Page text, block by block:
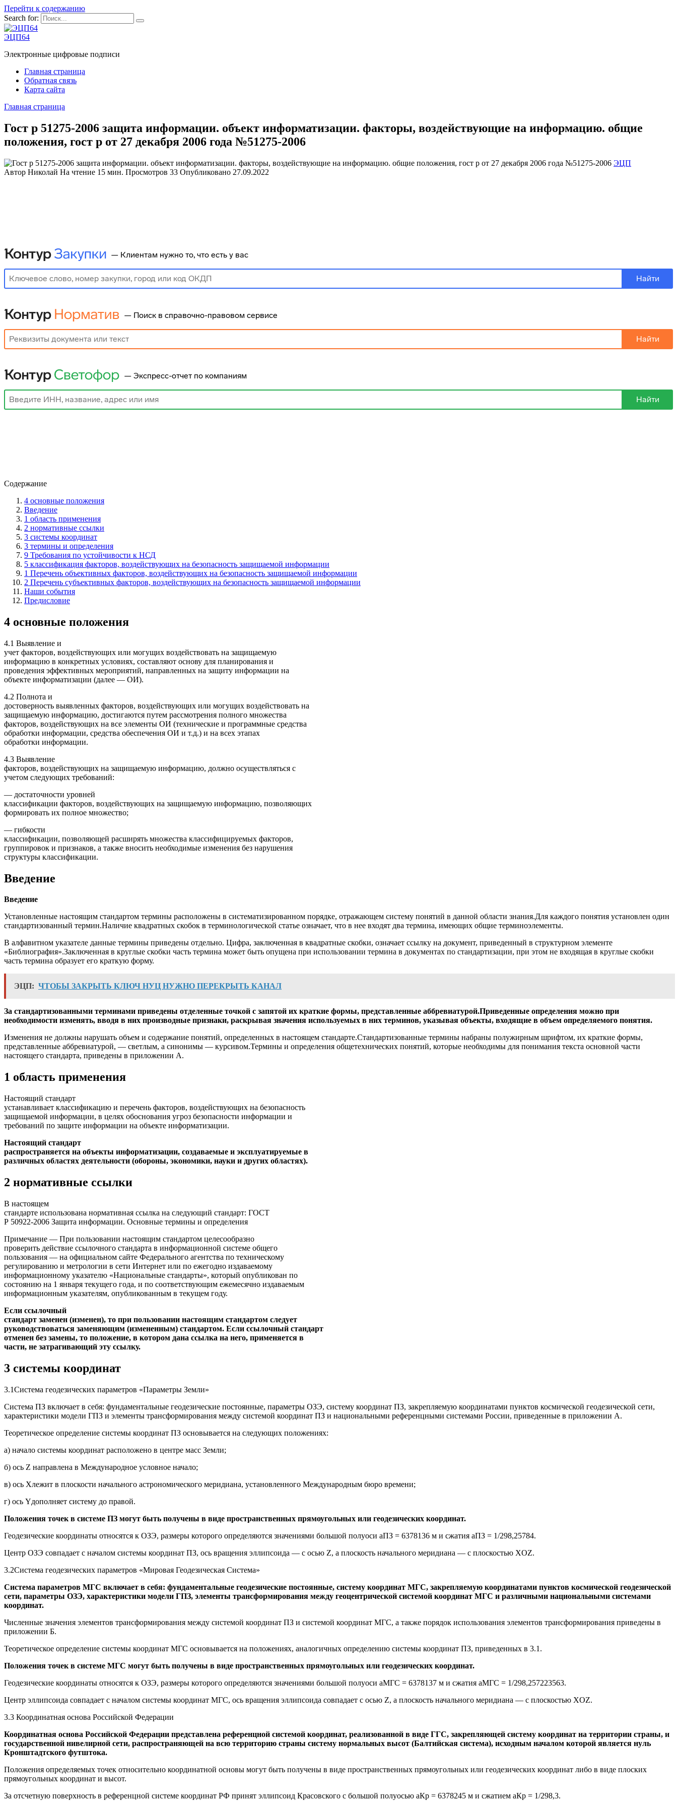
Перейти к содержанию
Search for:
ЭЦП64
Электронные цифровые подписи
Главная страница
Обратная связь
Карта сайта
Главная страница
Гост р 51275-2006 защита информации. объект информатизации. факторы, воздействующие на информацию. общие
положения, гост р от 27 декабря 2006 года №51275-2006
ЭЦП
Автор Николай На чтение 15 мин. Просмотров 33 Опубликовано 27.09.2022
Содержание
4 основные положения
Введение
1 область применения
2 нормативные ссылки
3 системы координат
3 термины и определения
9 Требования по устойчивости к НСД
5 классификация факторов, воздействующих на безопасность защищаемой информации
1 Перечень объективных факторов, воздействующих на безопасность защищаемой информации
2 Перечень субъективных факторов, воздействующих на безопасность защищаемой информации
Наши события
Предисловие
4 основные положения
4.1 Выявление и
учет факторов, воздействующих или могущих воздействовать на защищаемую
информацию в конкретных условиях, составляют основу для планирования и
проведения эффективных мероприятий, направленных на защиту информации на
объекте информатизации (далее — ОИ).
4.2 Полнота и
достоверность выявленных факторов, воздействующих или могущих воздействовать на
защищаемую информацию, достигаются путем рассмотрения полного множества
факторов, воздействующих на все элементы ОИ (технические и программные средства
обработки информации, средства обеспечения ОИ и т.д.) и на всех этапах
обработки информации.
4.3 Выявление
факторов, воздействующих на защищаемую информацию, должно осуществляться с
учетом следующих требований:
— достаточности уровней
классификации факторов, воздействующих на защищаемую информацию, позволяющих
формировать их полное множество;
— гибкости
классификации, позволяющей расширять множества классифицируемых факторов,
группировок и признаков, а также вносить необходимые изменения без нарушения
структуры классификации.
Введение
Введение
Установленные настоящим стандартом термины расположены в систематизированном порядке, отражающем систему понятий в данной области знания.Для каждого понятия установлен один
стандартизованный термин.Наличие квадратных скобок в терминологической статье означает, что в нее входят два термина, имеющих общие терминоэлементы.
В алфавитном указателе данные термины приведены отдельно. Цифра, заключенная в квадратные скобки, означает ссылку на документ, приведенный в структурном элементе
«Библиография».Заключенная в круглые скобки часть термина может быть опущена при использовании термина в документах по стандартизации, при этом не входящая в круглые скобки
часть термина образует его краткую форму.
ЭЦП: ЧТОБЫ ЗАКРЫТЬ КЛЮЧ НУЦ НУЖНО ПЕРЕКРЫТЬ КАНАЛ
За стандартизованными терминами приведены отделенные точкой с запятой их краткие формы, представленные аббревиатурой.Приведенные определения можно при
необходимости изменять, вводя в них производные признаки, раскрывая значения используемых в них терминов, указывая объекты, входящие в объем определяемого понятия.
Изменения не должны нарушать объем и содержание понятий, определенных в настоящем стандарте.Стандартизованные термины набраны полужирным шрифтом, их краткие формы,
представленные аббревиатурой, — светлым, а синонимы — курсивом.Термины и определения общетехнических понятий, которые необходимы для понимания текста основной части
настоящего стандарта, приведены в приложении А.
1 область применения
Настоящий стандарт
устанавливает классификацию и перечень факторов, воздействующих на безопасность
защищаемой информации, в целях обоснования угроз безопасности информации и
требований по защите информации на объекте информатизации.
Настоящий стандарт
распространяется на объекты информатизации, создаваемые и эксплуатируемые в
различных областях деятельности (обороны, экономики, науки и других областях).
2 нормативные ссылки
В настоящем
стандарте использована нормативная ссылка на следующий стандарт: ГОСТ
Р 50922-2006 Защита информации. Основные термины и определения
Примечание — При пользовании настоящим стандартом целесообразно
проверить действие ссылочного стандарта в информационной системе общего
пользования — на официальном сайте Федерального агентства по техническому
регулированию и метрологии в сети Интернет или по ежегодно издаваемому
информационному указателю «Национальные стандарты», который опубликован по
состоянию на 1 января текущего года, и по соответствующим ежемесячно издаваемым
информационным указателям, опубликованным в текущем году.
Если ссылочный
стандарт заменен (изменен), то при пользовании настоящим стандартом следует
руководствоваться заменяющим (измененным) стандартом. Если ссылочный стандарт
отменен без замены, то положение, в котором дана ссылка на него, применяется в
части, не затрагивающий эту ссылку.
3 системы координат
3.1Система геодезических параметров «Параметры Земли»
Система ПЗ включает в себя: фундаментальные геодезические постоянные, параметры ОЗЭ, систему координат ПЗ, закрепляемую координатами пунктов космической геодезической сети,
характеристики модели ГПЗ и элементы трансформирования между системой координат ПЗ и национальными референцными системами России, приведенные в приложении А.
Теоретическое определение системы координат ПЗ основывается на следующих положениях:
а) начало системы координат расположено в центре масс Земли;
б) ось Z направлена в Международное условное начало;
в) ось Xлежит в плоскости начального астрономического меридиана, установленного Международным бюро времени;
г) ось Yдополняет систему до правой.
Положения точек в системе ПЗ могут быть получены в виде пространственных прямоугольных или геодезических координат.
Геодезические координаты относятся к ОЗЭ, размеры которого определяются значениями большой полуоси аПЗ = 6378136 м и сжатия aПЗ = 1/298,25784.
Центр ОЗЭ совпадает с началом системы координат ПЗ, ось вращения эллипсоида — с осью Z, а плоскость начального меридиана — с плоскостью XOZ.
3.2Система геодезических параметров «Мировая Геодезическая Система»
Система параметров МГС включает в себя: фундаментальные геодезические постоянные, систему координат МГС, закрепляемую координатами пунктов космической геодезической
сети, параметры ОЗЭ, характеристики модели ГПЗ, элементы трансформирования между геоцентрической системой координат МГС и различными национальными системами
координат.
Численные значения элементов трансформирования между системой координат ПЗ и системой координат МГС, а также порядок использования элементов трансформирования приведены в
приложении Б.
Теоретическое определение системы координат МГС основывается на положениях, аналогичных определению системы координат ПЗ, приведенных в 3.1.
Положения точек в системе МГС могут быть получены в виде пространственных прямоугольных или геодезических координат.
Геодезические координаты относятся к ОЗЭ, размеры которого определяются значениями большой полуоси аМГС = 6378137 м и сжатия aМГС = 1/298,257223563.
Центр эллипсоида совпадает с началом системы координат МГС, ось вращения эллипсоида совпадает с осью Z, а плоскость начального меридиана — с плоскостью XOZ.
3.3 Координатная основа Российской Федерации
Координатная основа Российской Федерации представлена референцной системой координат, реализованной в виде ГГС, закрепляющей систему координат на территории страны, и
государственной нивелирной сети, распространяющей на всю территорию страны систему нормальных высот (Балтийская система), исходным началом которой является нуль
Кронштадтского футштока.
Положения определяемых точек относительно координатной основы могут быть получены в виде пространственных прямоугольных или геодезических координат либо в виде плоских
прямоугольных координат и высот.
За отсчетную поверхность в референцной системе координат РФ принят эллипсоид Красовского с большой полуосью аКр = 6378245 м и сжатием aКр = 1/298,3.